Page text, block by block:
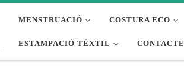
MENSTRUACIÓ COSTURA ECO
ESTAMPACIÓ TÈXTIL CONTACTE